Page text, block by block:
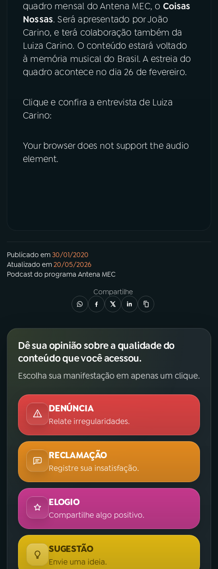
quadro mensal do Antena MEC, o Coisas
Nossas. Será apresentado por João
Carino, e terá colaboração também da
Luiza Carino. O conteúdo estará voltado
à memória musical do Brasil. A estreia do
quadro acontece no dia 26 de fevereiro.
Clique e confira a entrevista de Luiza
Carino:
Your browser does not support the audio
element.
Publicado em30/01/2020
Atualizado em20/05/2026
Podcastdo programa Antena MEC
Compartilhe
Dê sua opinião sobre a qualidade do
conteúdo que você acessou.
Escolha sua manifestação em apenas um clique.
DENÚNCIA
Relate irregularidades.
RECLAMAÇÃO
Registre sua insatisfação.
ELOGIO
Compartilhe algo positivo.
SUGESTÃO
Envie uma ideia.